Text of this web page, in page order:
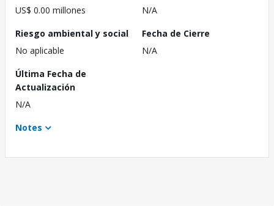
US$ 0.00 millones
N/A
Riesgo ambiental y social
No aplicable
Fecha de Cierre
N/A
Última Fecha de
Actualización
N/A
Notes